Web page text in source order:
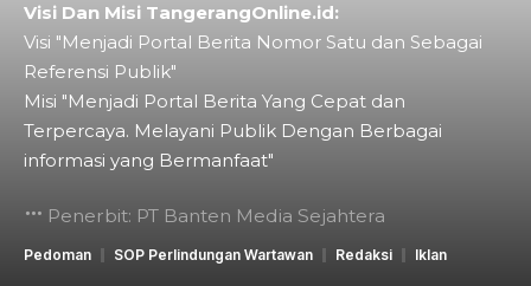
Visi Dan Misi TangerangOnline.id:
Visi "Menjadi Portal Berita Nomor Satu dan Sebagai
Referensi Publik"
Misi "Menjadi Portal Berita Yang Cepat dan
Terpercaya. Melayani Publik Dengan Berbagai
informasi yang Bermanfaat"
Penerbit: PT Banten Media Sejahtera
Pedoman SOP Perlindungan Wartawan Redaksi Iklan